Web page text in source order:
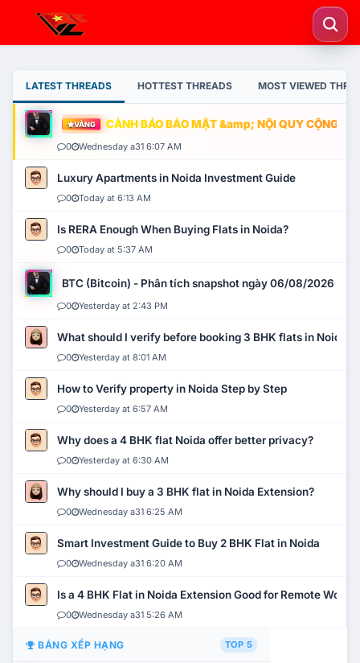
LATEST THREADS HOTTEST THREADS MOST VIEWED
VÀNG CẢNH BÁO BẢO MẬT &amp; NỘI QUY CỘNG
0 Wednesday a31 6:07 AM
Luxury Apartments in Noida Investment Guide
0 Today at 6:13 AM
Is RERA Enough When Buying Flats in Noida?
0 Today at 5:37 AM
BTC (Bitcoin) - Phân tích snapshot ngày 06/08/2026
0 Yesterday at 2:43 PM
What should I verify before booking 3 BHK flats in Noida?
0 Yesterday at 8:01 AM
How to Verify property in Noida Step by Step
0 Yesterday at 6:57 AM
Why does a 4 BHK flat Noida offer better privacy?
0 Yesterday at 6:30 AM
Why should I buy a 3 BHK flat in Noida Extension?
0 Wednesday a31 6:25 AM
Smart Investment Guide to Buy 2 BHK Flat in Noida
0 Wednesday a31 6:20 AM
Is a 4 BHK Flat in Noida Extension Good for Remote Work?
0 Wednesday a31 5:26 AM
BẢNG XẾP HẠNG TOP 5